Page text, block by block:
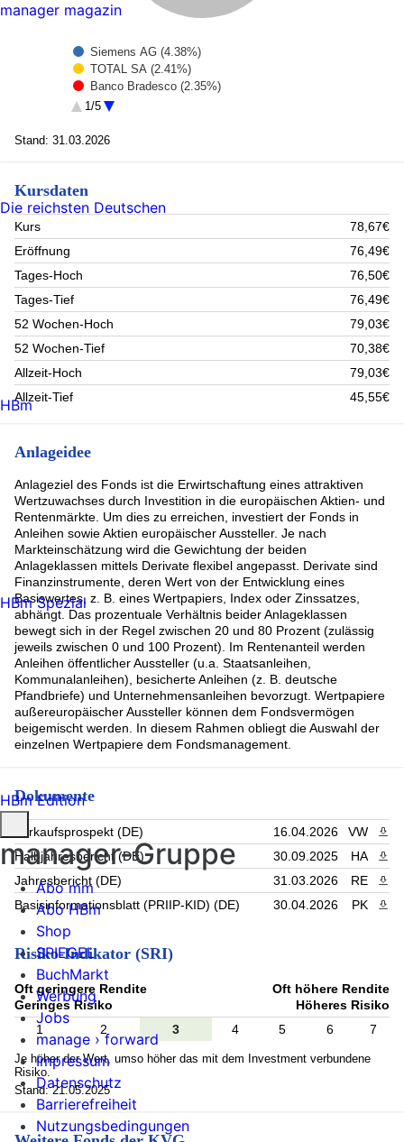
Siemens AG (4.38%)
TOTAL SA (2.41%)
Banco Bradesco (2.35%)
Eni S.p.A. (2.29%)
SCHNEIDER ELECTRIC SA (1.97%)
Rest (80.78%)
1/5
Stand: 31.03.2026
Kursdaten
Kurs
78,67€
Eröffnung
76,49€
Tages-Hoch
76,50€
Tages-Tief
76,49€
52 Wochen-Hoch
79,03€
52 Wochen-Tief
70,38€
Allzeit-Hoch
79,03€
Allzeit-Tief
45,55€
Anlageidee
Anlageziel des Fonds ist die Erwirtschaftung eines attraktiven
Wertzuwachses durch Investition in die europäischen Aktien- und
Rentenmärkte. Um dies zu erreichen, investiert der Fonds in
Anleihen sowie Aktien europäischer Aussteller. Je nach
Markteinschätzung wird die Gewichtung der beiden
Anlageklassen mittels Derivate flexibel angepasst. Derivate sind
Finanzinstrumente, deren Wert von der Entwicklung eines
Basiswertes, z. B. eines Wertpapiers, Index oder Zinssatzes,
abhängt. Das prozentuale Verhältnis beider Anlageklassen
bewegt sich in der Regel zwischen 20 und 80 Prozent (zulässig
jeweils zwischen 0 und 100 Prozent). Im Rentenanteil werden
Anleihen öffentlicher Aussteller (u.a. Staatsanleihen,
Kommunalanleihen), besicherte Anleihen (z. B. deutsche
Pfandbriefe) und Unternehmensanleihen bevorzugt. Wertpapiere
außereuropäischer Aussteller können dem Fondsvermögen
beigemischt werden. In diesem Rahmen obliegt die Auswahl der
einzelnen Wertpapiere dem Fondsmanagement.
Dokumente
Verkaufsprospekt (DE) 16.04.2026 VW
Halbjahresbericht (DE)
30.09.2025 HA
Jahresbericht (DE)
31.03.2026 RE
Basisinformationsblatt (PRIIP-KID) (DE)
30.04.2026 PK
Risiko-Indikator (SRI)
Oft geringere Rendite
Geringes Risiko
Oft höhere Rendite
Höheres Risiko
1
2 3 4 5 6 7
Je höher der Wert, umso höher das mit dem Investment verbundene
Risiko.
Stand: 21.05.2025
manager magazin
Die reichsten Deutschen
HBm
HBm Spezial
HBm Edition
manager-Gruppe
Abo mm
Abo HBm
Shop
SPIEGEL
BuchMarkt
Werbung
Jobs
manage › forward
Impressum
Datenschutz
Barrierefreiheit
Nutzungsbedingungen